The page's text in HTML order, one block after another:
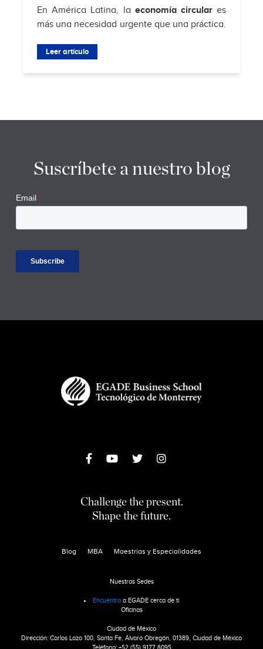
En América Latina, la economía circulares
más una necesidad urgente que una práctica.
Residuos Sólidos Municipales
Leer artículo
Suscríbete a nuestro blog
Challenge the present.
Shape the future.
Blog MBA Maestrías y Especialidades
Nuestras Sedes
Encuentra a EGADE cerca de ti
Oficinas
Ciudad de México
Dirección: Carlos Lazo 100, Santa Fe, Álvaro Obregón, 01389, Ciudad de México